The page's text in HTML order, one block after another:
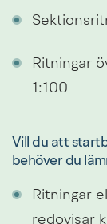
Ritningar
1:100
Vill du att
behöver du
Ritningar
redovisar